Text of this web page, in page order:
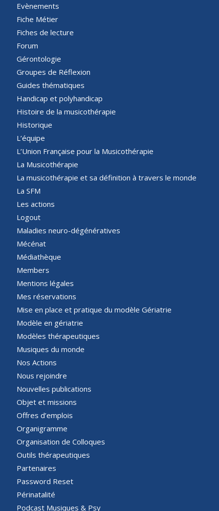
Evènements
Fiche Métier
Fiches de lecture
Forum
Gérontologie
Groupes de Réflexion
Guides thématiques
Handicap et polyhandicap
Histoire de la musicothérapie
Historique
L’équipe
L’Union Française pour la Musicothérapie
La Musicothérapie
La musicothérapie et sa définition à travers le monde
La SFM
Les actions
Logout
Maladies neuro-dégénératives
Mécénat
Médiathèque
Members
Mentions légales
Mes réservations
Mise en place et pratique du modèle Gériatrie
Modèle en gériatrie
Modèles thérapeutiques
Musiques du monde
Nos Actions
Nous rejoindre
Nouvelles publications
Objet et missions
Offres d’emplois
Organigramme
Organisation de Colloques
Outils thérapeutiques
Partenaires
Password Reset
Périnatalité
Podcast Musiques & Psy